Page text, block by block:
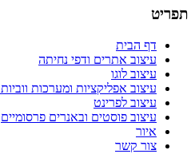
תפריט
דף הבית
עיצוב אתרים ודפי נחיתה
עיצוב לוגו
עיצוב אפליקציות ומערכות ווביות UIUX​
עיצוב לפרינט
עיצוב פוסטים ובאנרים פרסומיים
איור
צור קשר